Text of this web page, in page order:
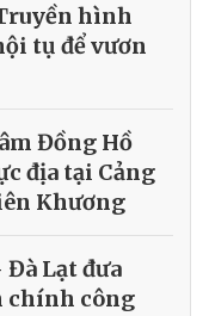
hình
tụ để vươn
Đồng Hồ
địa tại Cảng
Khương
Lạt đưa
chính công